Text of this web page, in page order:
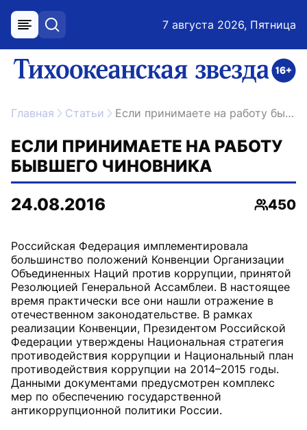
меню поиск 7 августа 2026, Пятница
ссылка на главную
Главная Статьи Если принимаете на работу бывшего чиновника
ЕСЛИ ПРИНИМАЕТЕ НА РАБОТУ
БЫВШЕГО ЧИНОВНИКА
24.08.2016
450
Российская Федерация имплементировала
большинство положений Конвенции Организации
Объединенных Наций против коррупции, принятой
Резолюцией Генеральной Ассамблеи. В настоящее
время практически все они нашли отражение в
отечественном законодательстве. В рамках
реализации Конвенции, Президентом Российской
Федерации утверждены Национальная стратегия
противодействия коррупции и Национальный план
противодействия коррупции на 2014–2015 годы.
Данными документами предусмотрен комплекс
мер по обеспечению государственной
антикоррупционной политики России.